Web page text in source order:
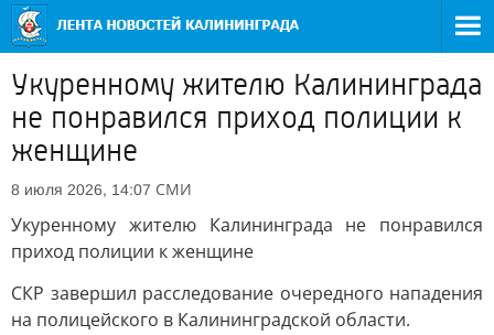
Укуренному жителю Калининграда
не понравился приход полиции к
женщине
8 июля 2026, 14:07 СМИ
Укуренному жителю Калининграда не понравился
приход полиции к женщине
СКР завершил расследование очередного нападения
на полицейского в Калининградской области.